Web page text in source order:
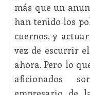
más que un
han tenido los
cuernos, y
vez de escurrir
ahora. Pero lo
aficionados